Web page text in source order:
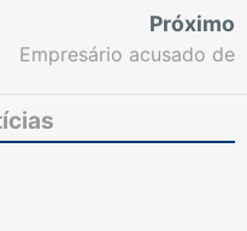
Próximo
Empresário acusado de
permanecer preso